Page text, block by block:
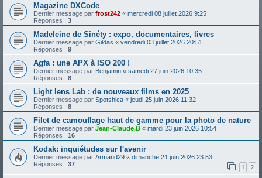
Magazine DXCode
Dernier message par frost242 « mercredi 08 juillet 2026 9:25
Réponses : 3
Madeleine de Sinéty : expo, documentaires, livres
Dernier message par Gildas « vendredi 03 juillet 2026 20:51
Réponses : 9
Agfa : une APX à ISO 200 !
Dernier message par Benjamin « samedi 27 juin 2026 10:35
Réponses : 8
Light lens Lab : de nouveaux films en 2025
Dernier message par Spotshica « jeudi 25 juin 2026 11:32
Réponses : 8
Filet de camouflage haut de gamme pour la photo de nature
Dernier message par Jean-Claude.B « mardi 23 juin 2026 10:54
Réponses : 16
Kodak: inquiétudes sur l'avenir
Dernier message par Armand29 « dimanche 21 juin 2026 23:53
Réponses : 37 1 2